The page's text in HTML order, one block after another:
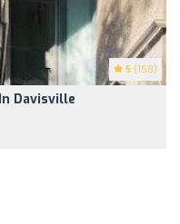
5 (158)
Davisville